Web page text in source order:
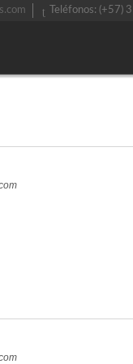
Teléfonos: